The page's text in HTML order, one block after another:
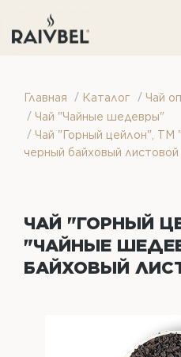
Главная / Каталог / Чай
/ Чай "Чайные шедевры"
/ Чай "Горный цейлон",
черный байховый
ЧАЙ "ГОРНЫЙ
"ЧАЙНЫЕ
БАЙХОВЫЙ